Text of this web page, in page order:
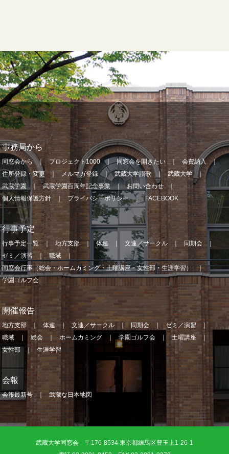
事務局から
同窓会から プロジェクト1000 同窓会を開きたい
会費納入
住所登録・変更
メルマガ登録 武蔵大学讃歌
武蔵大学
武蔵学園
武蔵学園百周年記念事業
お問い合わせ
個人情報保護方針
プライバシーポリシー FACEBOOK
行事予定
行事予定一覧 地方支部 体連 文連／サークル
同期会
ゼミ／演習
職域
同窓会行事（総会・ホームカミング・土曜講座・女性部・生涯学習）
学園ゴルフ会
開催報告
地方支部 体連 文連／サークル 同期会
ゼミ／演習
職域
総会 ホームカミング 学園ゴルフ会
土曜講座
女性部
生涯学習
会報
会報最新号 武蔵な日本地図
武蔵大学同窓会 〒176-8534 東京都練馬区豊玉上1-26-1